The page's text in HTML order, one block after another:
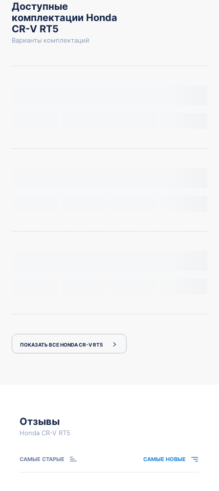
Доступные
комплектации Honda
CR-V RT5
Варианты комплектаций
ПОКАЗАТЬ ВСЕ HONDA CR-V RT5
Отзывы
Honda CR-V RT5
САМЫЕ СТАРЫЕ САМЫЕ НОВЫЕ